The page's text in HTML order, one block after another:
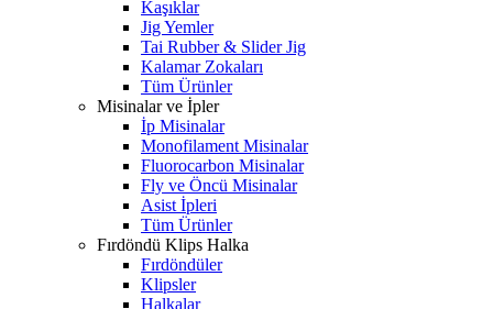
Kaşıklar
Jig Yemler
Tai Rubber & Slider Jig
Kalamar Zokaları
Tüm Ürünler
Misinalar ve İpler
İp Misinalar
Monofilament Misinalar
Fluorocarbon Misinalar
Fly ve Öncü Misinalar
Asist İpleri
Tüm Ürünler
Fırdöndü Klips Halka
Fırdöndüler
Klipsler
Halkalar